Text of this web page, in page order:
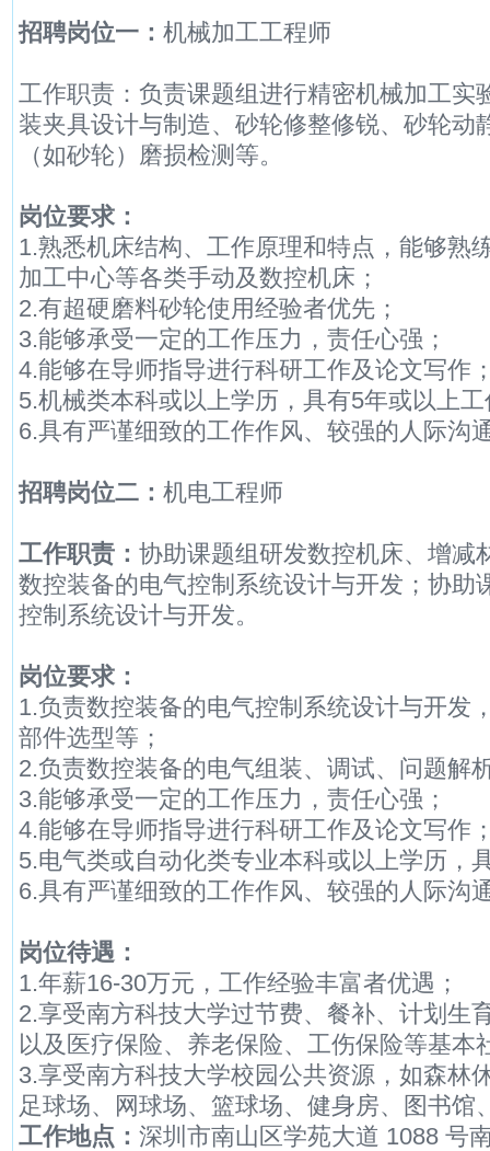
招聘岗位一： 机械加工工程师
工作职责：负责课题组进行精密机械加工实
装夹具设计与制造、砂轮修整修锐、砂轮动
（如砂轮）磨损检测等。
岗位要求：
1.熟悉机床结构、工作原理和特点，能够熟
加工中心等各类手动及数控机床；
2.有超硬磨料砂轮使用经验者优先；
3.能够承受一定的工作压力，责任心强；
4.能够在导师指导进行科研工作及论文写作
5.机械类本科或以上学历，具有5年或以上
6.具有严谨细致的工作作风、较强的人际沟
招聘岗位二： 机电工程师
工作职责： 协助课题组研发数控机床、增减
数控装备的电气控制系统设计与开发；协助
控制系统设计与开发。
岗位要求：
1.负责数控装备的电气控制系统设计与开发
部件选型等；
2.负责数控装备的电气组装、调试、问题解
3.能够承受一定的工作压力，责任心强；
4.能够在导师指导进行科研工作及论文写作
5.电气类或自动化类专业本科或以上学历，
6.具有严谨细致的工作作风、较强的人际沟
岗位待遇：
1.年薪16-30万元，工作经验丰富者优遇；
2.享受南方科技大学过节费、餐补、计划生
以及医疗保险、养老保险、工伤保险等基本
3.享受南方科技大学校园公共资源，如森林
足球场、网球场、篮球场、健身房、图书馆
工作地点： 深圳市南山区学苑大道 1088 号